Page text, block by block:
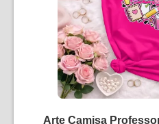
Arte Camisa